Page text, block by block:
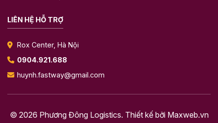
LIÊN HỆ HỖ TRỢ
Rox Center, Hà Nội
0904.921.688
huynh.fastway@gmail.com
© 2026 Phương Đông Logistics. Thiết kế bởi Maxweb.vn